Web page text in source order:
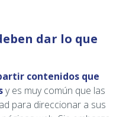
dar lo que
contenidos que
y es muy común que las
para direccionar a sus